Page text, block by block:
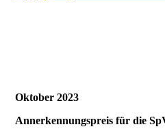
Oktober 2023
Annerkennungspreis für die